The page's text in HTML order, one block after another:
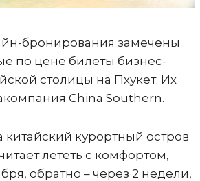
бронирования замечены
по цене билеты бизнес-
столицы на Пхукет. Их
China Southern.
китайский курортный остров
лететь с комфортом,
обратно – через 2 недели,